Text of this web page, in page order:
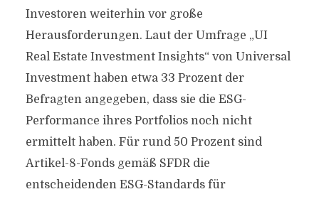
Investoren weiterhin vor große
Herausforderungen. Laut der Umfrage „UI
Real Estate Investment Insights“ von Universal
Investment haben etwa 33 Prozent der
Befragten angegeben, dass sie die ESG-
Performance ihres Portfolios noch nicht
ermittelt haben. Für rund 50 Prozent sind
Artikel-8-Fonds gemäß SFDR die
entscheidenden ESG-Standards für